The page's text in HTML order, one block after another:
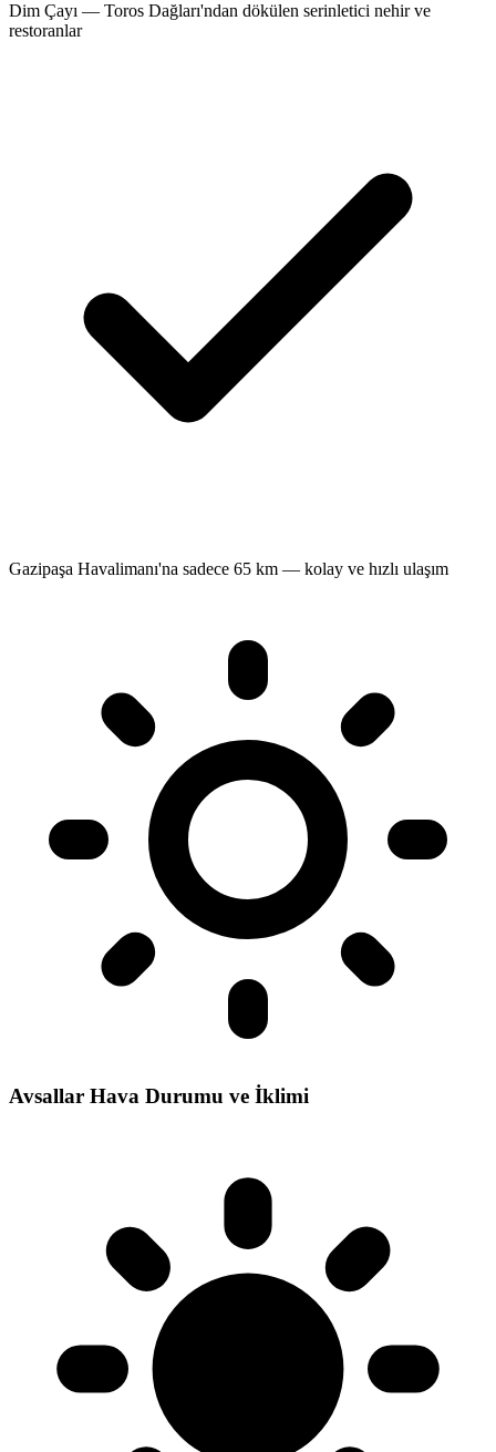
Dim Çayı — Toros Dağları'ndan dökülen serinletici nehir ve
restoranlar
Gazipaşa Havalimanı'na sadece 65 km — kolay ve hızlı ulaşım
Avsallar Hava Durumu ve İklimi